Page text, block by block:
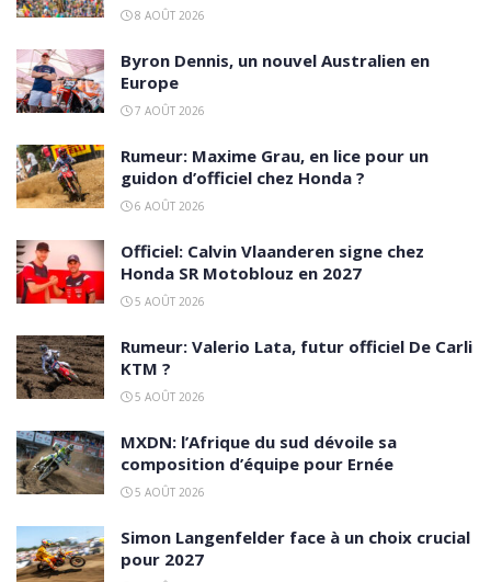
8 AOÛT 2026
Byron Dennis, un nouvel Australien en
Europe
7 AOÛT 2026
Rumeur: Maxime Grau, en lice pour un
guidon d’officiel chez Honda ?
6 AOÛT 2026
Officiel: Calvin Vlaanderen signe chez
Honda SR Motoblouz en 2027
5 AOÛT 2026
Rumeur: Valerio Lata, futur officiel De Carli
KTM ?
5 AOÛT 2026
MXDN: l’Afrique du sud dévoile sa
composition d’équipe pour Ernée
5 AOÛT 2026
Simon Langenfelder face à un choix crucial
pour 2027